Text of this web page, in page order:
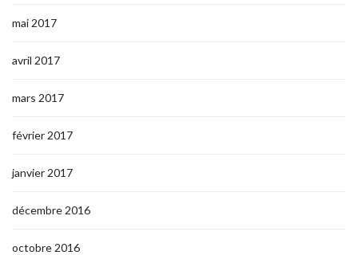
mai 2017
avril 2017
mars 2017
février 2017
janvier 2017
décembre 2016
octobre 2016